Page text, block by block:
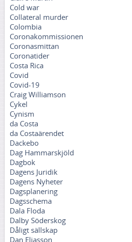
Cold war
Collateral murder
Colombia
Coronakommissionen
Coronasmittan
Coronatider
Costa Rica
Covid
Covid-19
Craig Williamson
Cykel
Cynism
da Costa
da Costaärendet
Dackebo
Dag Hammarskjöld
Dagbok
Dagens Juridik
Dagens Nyheter
Dagsplanering
Dagsschema
Dala Floda
Dalby Söderskog
Dåligt sällskap
Dan Eliasson